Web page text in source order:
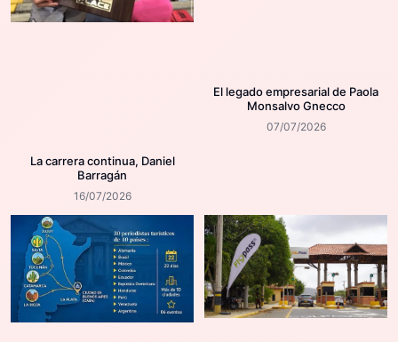
La carrera continua, Daniel
Barragán
16/07/2026
El legado empresarial de Paola
Monsalvo Gnecco
07/07/2026